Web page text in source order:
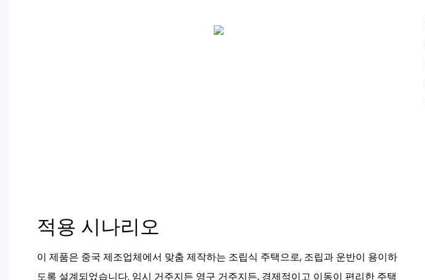
적용 시나리오
이 제품은 중국 제조업체에서 맞춤 제작하는 조립식 주택으로, 조립과 운반이 용이하
도록 설계되었습니다. 임시 거주지든 영구 거주지든, 경제적이고 이동이 편리한 주택